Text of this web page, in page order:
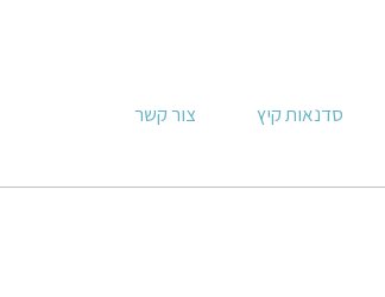
סדנאות קיץ צור קשר